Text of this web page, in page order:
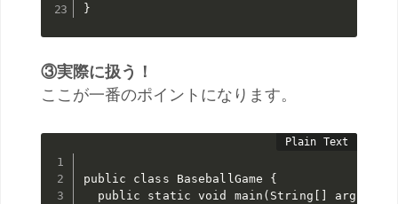
}
③実際に扱う！
ここが一番のポイントになります。
public class BaseballGame {
  public static void main(String[] args) {